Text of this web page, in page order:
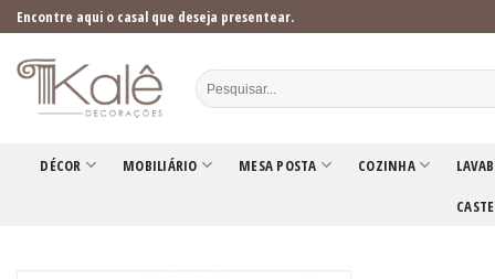
Skip
to
content
Encontre aqui o casal que deseja presentear.
DÉCOR MOBILIÁRIO MESA POSTA COZINHA